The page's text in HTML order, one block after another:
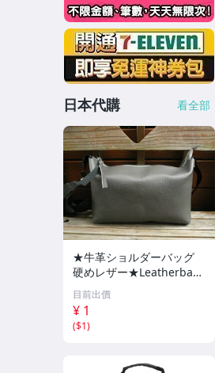
日本代購 看全部
★牛革ショルダーバッグ
硬めレザー★Leatherbag
ハリのある革★斜め掛
け ハンドメイドBAG ち
ょっとしたお出かけに便利
な小サイズ★688
目前出價
¥ 1
($1)